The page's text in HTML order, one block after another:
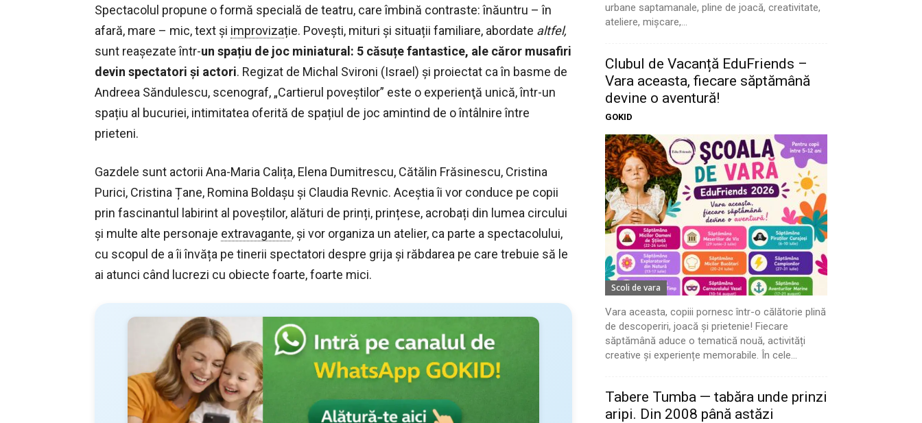
Spectacolul propune o formă specială de teatru, care îmbină contraste: înăuntru – în
afară, mare – mic, text și improvizație. Povești, mituri și situații familiare, abordate altfel,
sunt reaşezate într-un spațiu de joc miniatural: 5 căsuțe fantastice, ale căror musafiri
devin spectatori și actori. Regizat de Michal Svironi (Israel) şi proiectat ca în basme de
Andreea Săndulescu, scenograf, „Cartierul poveştilor” este o experienţă unică, într-un
spațiu al bucuriei, intimitatea oferită de spațiul de joc amintind de o întâlnire între
prieteni.
Gazdele sunt actorii Ana-Maria Calița, Elena Dumitrescu, Cătălin Frăsinescu, Cristina
Purici, Cristina Țane, Romina Boldașu și Claudia Revnic. Aceștia îi vor conduce pe copii
prin fascinantul labirint al poveștilor, alături de prinți, prințese, acrobați din lumea circului
și multe alte personaje extravagante, și vor organiza un atelier, ca parte a spectacolului,
cu scopul de a îi învăța pe tinerii spectatori despre grija și răbdarea pe care trebuie să le
ai atunci când lucrezi cu obiecte foarte, foarte mici.
urbane saptamanale, pline de joacă, creativitate,
ateliere, mișcare,...
Clubul de Vacanță EduFriends –
Vara aceasta, fiecare săptămână
devine o aventură!
GOKID
Scoli de vara
Vara aceasta, copiii pornesc într-o călătorie plină
de descoperiri, joacă și prietenie! Fiecare
săptămână aduce o tematică nouă, activități
creative și experiențe memorabile. În cele...
Tabere Tumba — tabăra unde prinzi
aripi. Din 2008 până astăzi